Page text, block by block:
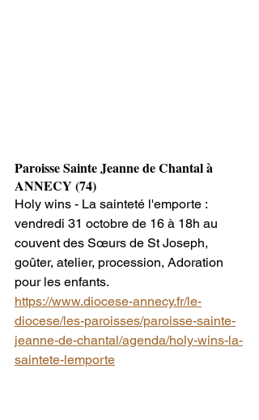
Paroisse Sainte Jeanne de Chantal à
ANNECY (74)
Holy wins - La sainteté l'emporte :
vendredi 31 octobre de 16 à 18h au
couvent des Sœurs de St Joseph,
goûter, atelier, procession, Adoration
pour les enfants.
https://www.diocese-annecy.fr/le-
diocese/les-paroisses/paroisse-sainte-
jeanne-de-chantal/agenda/holy-wins-la-
saintete-lemporte